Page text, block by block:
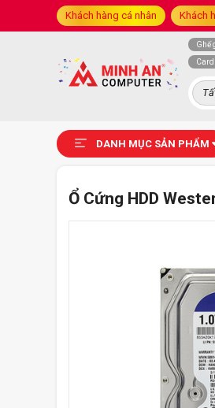
Khách hàng cá nhân Khách
Ghế
DANH MỤC SẢN PHẨM
Ổ Cứng HDD